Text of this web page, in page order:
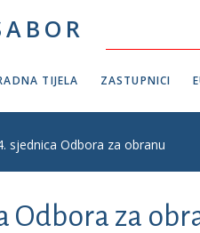
TIJELA ZASTUPNICI
sjednica Odbora za obranu
Odbora za